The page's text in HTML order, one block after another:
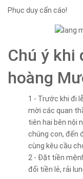
Phục duy cẩn cáo!
Chú ý khi
hoàng
1 - Trước khi đi
mời các quan
tiên hai bên nội
chúng con, đến
cùng kêu cầu
2 - Đặt tiền
đổi tiền lẻ, rải